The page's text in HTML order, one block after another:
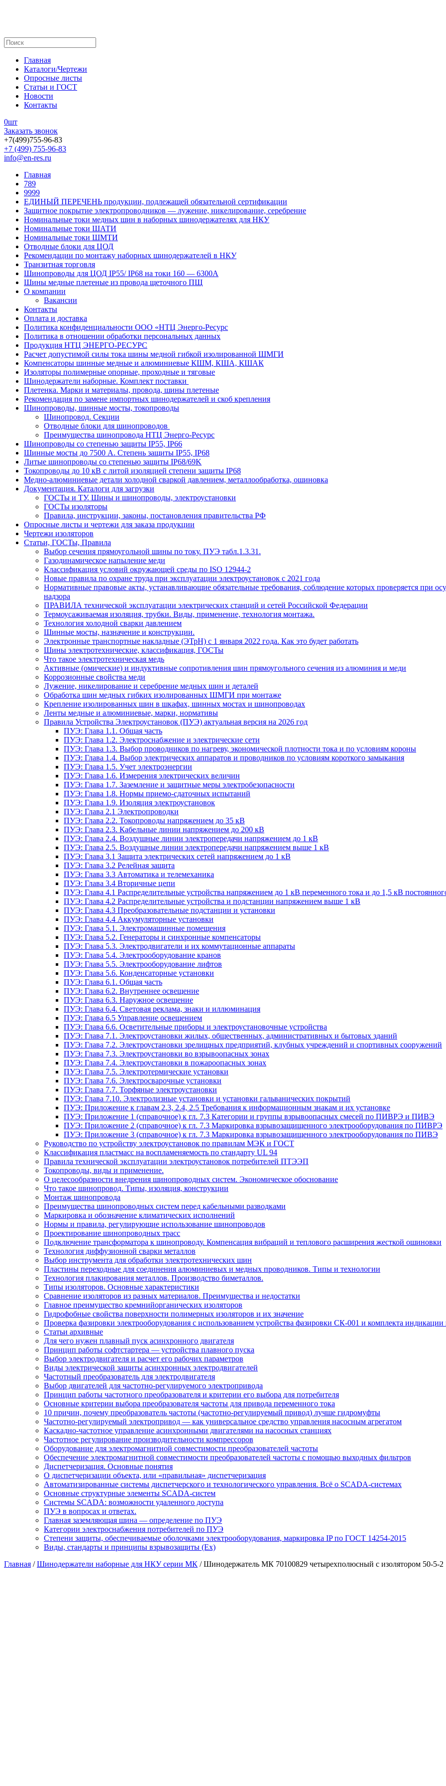
Главная
Каталоги/Чертежи
Опросные листы
Статьи и ГОСТ
Новости
Контакты
0шт
Заказать звонок
+7(499)755-96-83
+7 (499) 755-96-83
info@en-res.ru
Главная
789
9999
ЕДИНЫЙ ПЕРЕЧЕНЬ продукции, подлежащей обязательной сертификации
Защитное покрытие электропроводников — лужение, никелирование, серебрение
Номинальные токи медных шин в наборных шинодержателях для НКУ
Номинальные токи ШАТИ
Номинальные токи ШМТИ
Отводные блоки для ЦОД
Рекомендации по монтажу наборных шинодержателей в НКУ
Транзитная торговля
Шинопроводы для ЦОД IP55/ IP68 на токи 160 — 6300А
Шины медные плетеные из провода щеточного ПЩ
О компании
Вакансии
Контакты
Оплата и доставка
Политика конфиденциальности ООО «НТЦ Энерго-Ресурс
Политика в отношении обработки персональных данных
Продукция НТЦ ЭНЕРГО-РЕСУРС
Расчет допустимой силы тока шины медной гибкой изолированной ШМГИ
Компенсаторы шинные медные и алюминиевые КШМ, КША, КШАК
Изоляторы полимерные опорные, проходные и тяговые
Шинодержатели наборные. Комплект поставки
Плетенка. Марки и материалы, провода, шины плетеные
Рекомендация по замене импортных шинодержателей и скоб крепления
Шинопроводы, шинные мосты, токопроводы
Шинопровод. Секции
Отводные блоки для шинопроводов
Преимущества шинопровода НТЦ Энерго-Ресурс
Шинопроводы со степенью защиты IP55, IP66
Шинные мосты до 7500 А. Степень защиты IP55, IP68
Литые шинопроводы со степенью защиты IP68/69K
Токопроводы до 10 кВ с литой изоляцией степени защиты IP68
Медно-алюминиевые детали холодной сваркой давлением, металлообработка, ошиновка
Документация. Каталоги для загрузки
ГОСТы и ТУ. Шины и шинопроводы, электроустановки
ГОСТы изоляторы
Правила, инструкции, законы, постановления правительства РФ
Опросные листы и чертежи для заказа продукции
Чертежи изоляторов
Статьи, ГОСТы, Правила
Выбор сечения прямоугольной шины по току. ПУЭ табл.1.3.31.
Газодинамическое напыление меди
Классификация условий окружающей среды по ISO 12944-2
Новые правила по охране труда при эксплуатации электроустановок с 2021 года
Нормативные правовые акты, устанавливающие обязательные требования, соблюдение которых проверяется при
надзора
ПРАВИЛА технической эксплуатации электрических станций и сетей Российской Федерации
Термоусаживаемая изоляция, трубки. Виды, применение, технология монтажа.
Технология холодной сварки давлением
Шинные мосты, назначение и конструкции.
Электронные транспортные накладные (ЭТрН) с 1 января 2022 года. Как это будет работать
Шины электротехнические, классификация, ГОСТы
Что такое электротехническая медь
Активные (омические) и индуктивные сопротивления шин прямоугольного сечения из алюминия и меди
Коррозионные свойства меди
Лужение, никелирование и серебрение медных шин и деталей
Обработка шин медных гибких изолированных ШМГИ при монтаже
Крепление изолированных шин в шкафах, шинных мостах и шинопроводах
Ленты медные и алюминиевые, марки, нормативы
Правила Устройства Электроустановок (ПУЭ) актуальная версия на 2026 год
ПУЭ: Глава 1.1. Общая часть
ПУЭ: Глава 1.2. Электроснабжение и электрические сети
ПУЭ: Глава 1.3. Выбор проводников по нагреву, экономической плотности тока и по условиям короны
ПУЭ: Глава 1.4. Выбор электрических аппаратов и проводников по условиям короткого замыкания
ПУЭ: Глава 1.5. Учет электроэнергии
ПУЭ: Глава 1.6. Измерения электрических величин
ПУЭ: Глава 1.7. Заземление и защитные меры электробезопасности
ПУЭ: Глава 1.8. Нормы приемо-сдаточных испытаний
ПУЭ: Глава 1.9. Изоляция электроустановок
ПУЭ: Глава 2.1 Электропроводки
ПУЭ: Глава 2.2. Токопроводы напряжением до 35 кВ
ПУЭ: Глава 2.3. Кабельные линии напряжением до 200 кВ
ПУЭ: Глава 2.4. Воздушные линии электропередачи напряжением до 1 кВ
ПУЭ: Глава 2.5. Воздушные линии электропередачи напряжением выше 1 кВ
ПУЭ: Глава 3.1 Защита электрических сетей напряжением до 1 кВ
ПУЭ: Глава 3.2 Релейная защита
ПУЭ: Глава 3.3 Автоматика и телемеханика
ПУЭ: Глава 3.4 Вторичные цепи
ПУЭ: Глава 4.1 Распределительные устройства напряжением до 1 кВ переменного тока и до 1,5 кВ
ПУЭ: Глава 4.2 Распределительные устройства и подстанции напряжением выше 1 кВ
ПУЭ: Глава 4.3 Преобразовательные подстанции и установки
ПУЭ: Глава 4.4 Аккумуляторные установки
ПУЭ: Глава 5.1. Электромашинные помещения
ПУЭ: Глава 5.2. Генераторы и синхронные компенсаторы
ПУЭ: Глава 5.3. Электродвигатели и их коммутационные аппараты
ПУЭ: Глава 5.4. Электрооборудование кранов
ПУЭ: Глава 5.5. Электрооборудование лифтов
ПУЭ: Глава 5.6. Конденсаторные установки
ПУЭ: Глава 6.1. Общая часть
ПУЭ: Глава 6.2. Внутреннее освещение
ПУЭ: Глава 6.3. Наружное освещение
ПУЭ: Глава 6.4. Световая реклама, знаки и иллюминация
ПУЭ: Глава 6.5 Управление освещением
ПУЭ: Глава 6.6. Осветительные приборы и электроустановочные устройства
ПУЭ: Глава 7.1. Электроустановки жилых, общественных, административных и бытовых зданий
ПУЭ: Глава 7.2. Электроустановки зрелищных предприятий, клубных учреждений и спортивных сооружений
ПУЭ: Глава 7.3. Электроустановки во взрывоопасных зонах
ПУЭ: Глава 7.4. Электроустановки в пожароопасных зонах
ПУЭ: Глава 7.5. Электротермические установки
ПУЭ: Глава 7.6. Электросварочные установки
ПУЭ: Глава 7.7. Торфяные электроустановки
ПУЭ: Глава 7.10. Электролизные установки и установки гальванических покрытий
ПУЭ: Приложение к главам 2.3, 2.4, 2.5 Требования к информационным знакам и их установке
ПУЭ: Приложение 1 (справочное) к гл. 7.3 Категории и группы взрывоопасных смесей по ПИВРЭ и ПИВЭ
ПУЭ: Приложение 2 (справочное) к гл. 7.3 Маркировка взрывозащищенного электрооборудования по ПИВРЭ
ПУЭ: Приложение 3 (справочное) к гл. 7.3 Маркировка взрывозащищенного электрооборудования по ПИВЭ
Руководство по устройству электроустановок по правилам МЭК и ГОСТ
Классификация пластмасс на воспламеняемость по стандарту UL 94
Правила технической эксплуатации электроустановок потребителей ПТЭЭП
Токопроводы, виды и применение.
О целесообразности внедрения шинопроводных систем. Экономическое обоснование
Что такое шинопровод. Типы, изоляция, конструкции
Монтаж шинопровода
Преимущества шинопроводных систем перед кабельными разводками
Маркировка и обозначение климатических исполнений
Нормы и правила, регулирующие использование шинопроводов
Проектирование шинопроводных трасс
Подключение трансформатора к шинопроводу. Компенсация вибраций и теплового расширения жесткой ошиновки
Технология диффузионной сварки металлов
Выбор инструмента для обработки электротехнических шин
Пластины переходные для соединения алюминиевых и медных проводников. Типы и технологии
Технология плакирования металлов. Производство биметаллов.
Типы изоляторов. Основные характеристики
Сравнение изоляторов из разных материалов. Преимущества и недостатки
Главное преимущество кремнийорганических изоляторов
Гидрофобные свойства поверхности поли мерных изоляторов и их значение
Проверка фазировки электрооборудования с использованием устройства фазировки СК-001 и комплекта
Статьи архивные
Для чего нужен плавный пуск асинхронного двигателя
Принцип работы софтстартера — устройства плавного пуска
Выбор электродвигателя и расчет его рабочих параметров
Виды электрической защиты асинхронных электродвигателей
Частотный преобразователь для электродвигателя
Выбор двигателей для частотно-регулируемого электропривода
Принцип работы частотного преобразователя и критерии его выбора для потребителя
Основные критерии выбора преобразователя частоты для привода переменного тока
10 причин, почему преобразователь частоты (частотно-регулируемый привод) лучше гидромуфты
Частотно-регулируемый электропривод — как универсальное средство управления насосным агрегатом
Каскадно-частотное управление асинхронными двигателями на насосных станциях
Частотное регулирование производительности компрессоров
Оборудование для электромагнитной совместимости преобразователей частоты
Обеспечение электромагнитной совместимости преобразователей частоты с помощью выходных фильтров
Диспетчеризация. Основные понятия
О диспетчеризации объекта, или «правильная» диспетчеризация
Автоматизированные системы диспетчерского и технологического управления. Всё о SCADA-системах
Основные структурные элементы SCADA-систем
Системы SCADA: возможности удаленного доступа
ПУЭ в вопросах и ответах.
Главная заземляющая шина — определение по ПУЭ
Категории электроснабжения потребителей по ПУЭ
Степени защиты, обеспечиваемые оболочками электрооборудования, маркировка IP по ГОСТ 14254-2015
Виды, стандарты и принципы взрывозащиты (Ex)
Главная /Шинодержатели наборные для НКУ серии МК / Шинодержатель МК 70100829 четырехполюсный с изолятором 50-5-2